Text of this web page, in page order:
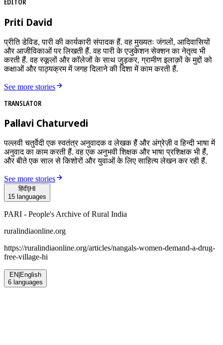
Priti David
प्रीति डेविड, पारी की कार्यकारी संपादक हैं. वह मुख्यतः जंगलों, आदिवासियों
और आजीविकाओं पर लिखती हैं. वह पारी के एजुकेशन सेक्शन का नेतृत्व भी
करती हैं. वह स्कूलों और कॉलेजों के साथ जुड़कर, ग्रामीण इलाक़ों के मुद्दों को
कक्षाओं और पाठ्यक्रम में जगह दिलाने की दिशा में काम करती हैं.
See more stories
TRANSLATOR
Pallavi Chaturvedi
पल्लवी चतुर्वेदी एक स्वतंत्र अनुवादक व लेखक हैं और अंग्रेज़ी व हिन्दी भाषा में
अनुवाद का काम करती हैं. वह एक अनुभवी शिक्षक और भाषा प्रशिक्षक भी हैं,
और बीते एक साल से किशोरों और युवाओं के लिए साहित्य लेखन कर रही हैं.
See more stories
हिंदी HI
15 languages
PARI - People's Archive of Rural India
ruralindiaonline.org
https://ruralindiaonline.org/articles/nangals-women-demand-a-drug-
free-village-hi
EN English
6 languages